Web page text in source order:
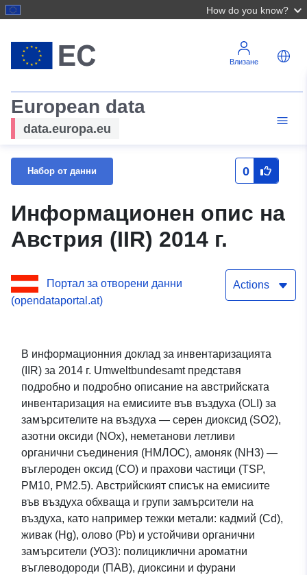
How do you know?
Влизане
European data
data.europa.eu
Набор от данни 0
Информационен опис на
Австрия (IIR) 2014 г.
Портал за отворени данни
(opendataportal.at)
Actions
В информационния доклад за инвентаризацията
(IIR) за 2014 г. Umweltbundesamt представя
подробно и подробно описание на австрийската
инвентаризация на емисиите във въздуха (OLI) за
замърсителите на въздуха — серен диоксид (SO2),
азотни оксиди (NOx), неметанови летливи
органични съединения (НМЛОС), амоняк (NH3) —
въглероден оксид (СО) и прахови частици (TSP,
PM10, PM2.5). Австрийският списък на емисиите
във въздуха обхваща и групи замърсители на
въздуха, като например тежки метали: кадмий (Cd),
живак (Hg), олово (Pb) и устойчиви органични
замърсители (УОЗ): полициклични ароматни
въглеводороди (ПАВ), диоксини и фурани